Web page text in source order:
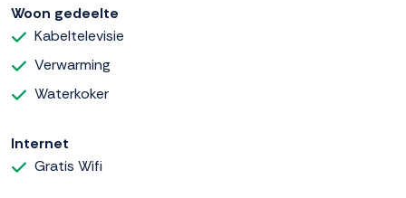
Woon gedeelte
Kabeltelevisie
Verwarming
Waterkoker
Internet
Gratis Wifi